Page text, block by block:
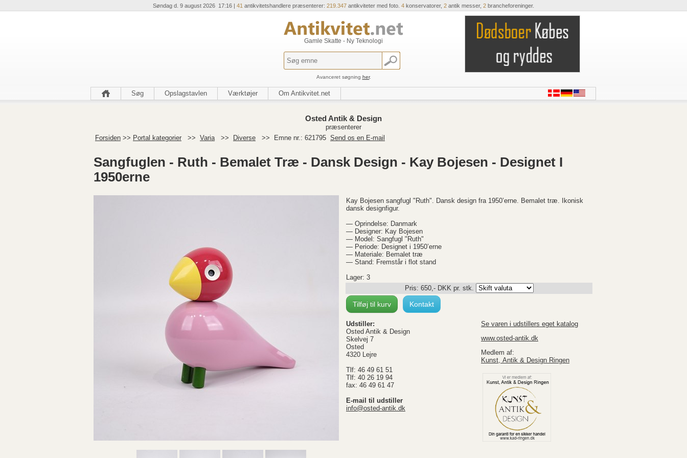
Søndag d. 9 august 2026 17:16 | 41 antikvitetshandlere præsenterer: 219.347 antikviteter med foto. 4 konservatorer, 2 antik messer, 2 brancheforeninger.
Gamle Skatte - Ny Teknologi
Avanceret søgning her.
Søg Opslagstavlen Værktøjer Om Antikvitet.net
Osted Antik & Design
præsenterer
Forsiden >> Portal kategorier >> Varia >> Diverse >> Emne nr.: 621795 Send os en E-mail
Sangfuglen - Ruth - Bemalet Træ - Dansk Design - Kay Bojesen - Designet I
1950erne
Kay Bojesen sangfugl "Ruth". Dansk design fra 1950’erne. Bemalet træ. Ikonisk
dansk designfigur.
— Oprindelse: Danmark
— Designer: Kay Bojesen
— Model: Sangfugl "Ruth"
— Periode: Designet i 1950’erne
— Materiale: Bemalet træ
— Stand: Fremstår i flot stand
Lager: 3
Pris: 650,- DKKpr. stk.
Tilføj til kurv Kontakt
Udstiller:
Osted Antik & Design
Skelvej 7
Osted
4320 Lejre
Tlf: 46 49 61 51
Tlf: 40 26 19 94
fax: 46 49 61 47
E-mail til udstiller
info@osted-antik.dk
Se varen i udstillers eget katalog
www.osted-antik.dk
Medlem af:
Kunst, Antik & Design Ringen